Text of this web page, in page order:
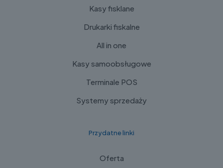
Kasy fisklane
Drukarki fiskalne
All in one
Kasy samoobsługowe
Terminale POS
Systemy sprzedaży
Przydatne linki
Oferta